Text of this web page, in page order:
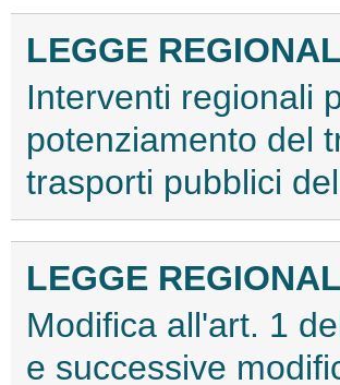
LEGGE
Interventi regionali
potenziamento del
trasporti pubblici
LEGGE
Modifica all'art. 1
e successive